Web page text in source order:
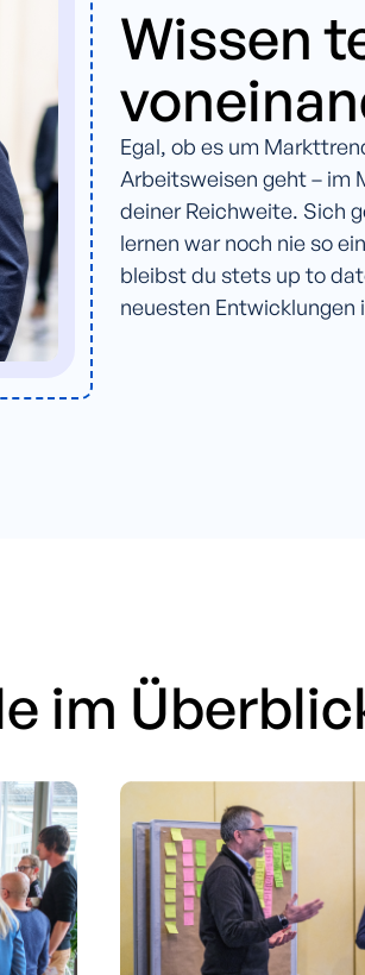
Wissen
Egal, ob es um
Arbeitsweisen geht – im
deiner Reichweite. Sich
lernen war noch nie so
bleibst du stets up to
neuesten
im